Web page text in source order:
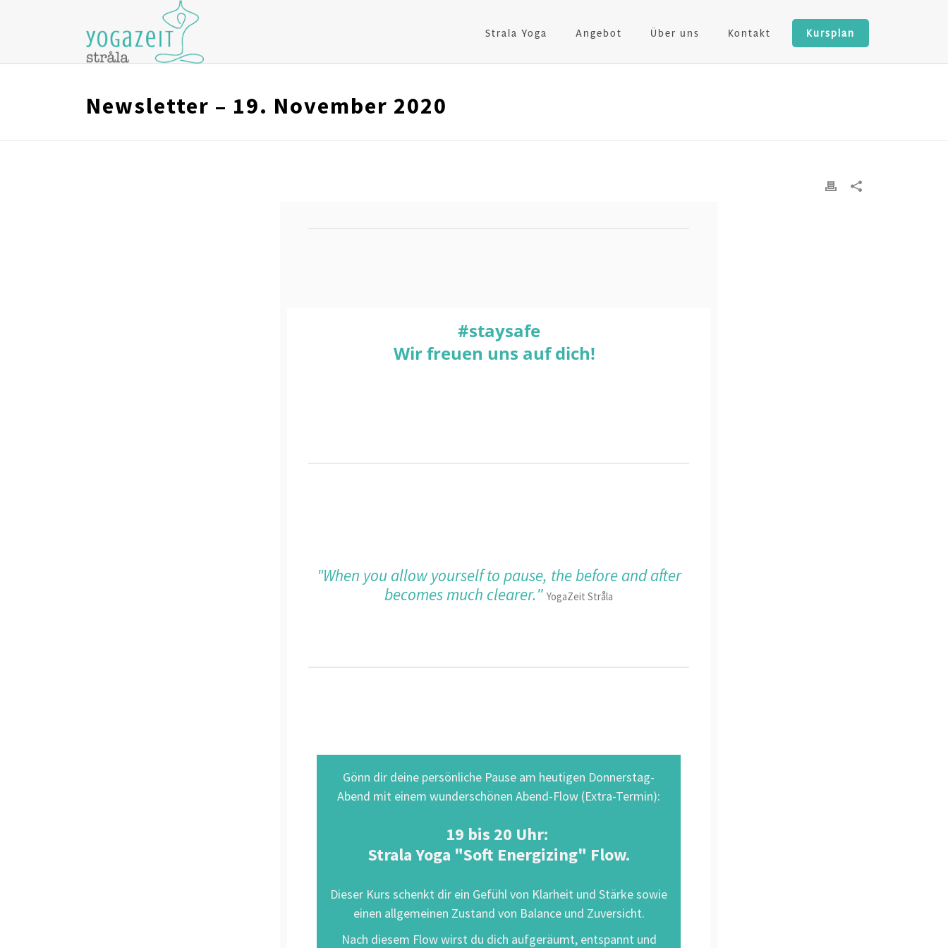
Strala Yoga Angebot Über uns Kontakt Kursplan
Newsletter – 19. November 2020
#staysafe
Wir freuen uns auf dich!
"When you allow yourself to pause, the before and after
becomes much clearer." YogaZeit Stråla
Gönn dir deine persönliche Pause am heutigen Donnerstag-
Abend mit einem wunderschönen Abend-Flow (Extra-Termin):
19 bis 20 Uhr:
Strala Yoga "Soft Energizing" Flow.
Dieser Kurs schenkt dir ein Gefühl von Klarheit und Stärke sowie
einen allgemeinen Zustand von Balance und Zuversicht.
Nach diesem Flow wirst du dich aufgeräumt, entspannt und